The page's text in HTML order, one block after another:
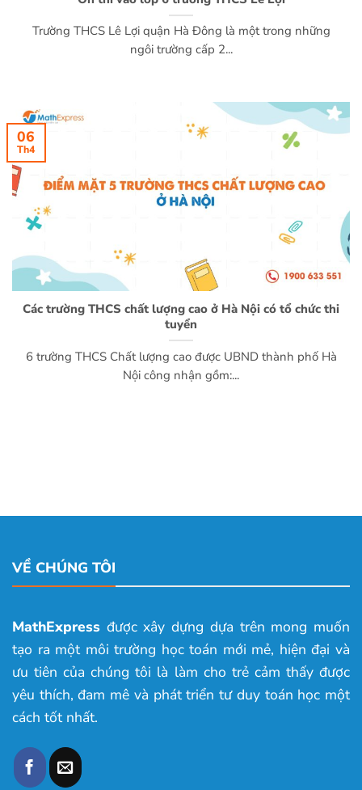
Trường THCS Lê Lợi quận Hà Đông là một trong những
ngôi trường cấp 2...
Các trường THCS chất lượng cao ở Hà Nội có tổ chức thi
tuyển
6 trường THCS Chất lượng cao được UBND thành phố Hà
Nội công nhận gồm:...
06
Th4
VỀ CHÚNG TÔI
MathExpress được xây dựng dựa trên mong muốn
tạo ra một môi trường học toán mới mẻ, hiện đại và
ưu tiên của chúng tôi là làm cho trẻ cảm thấy được
yêu thích, đam mê và phát triển tư duy toán học một
cách tốt nhất.